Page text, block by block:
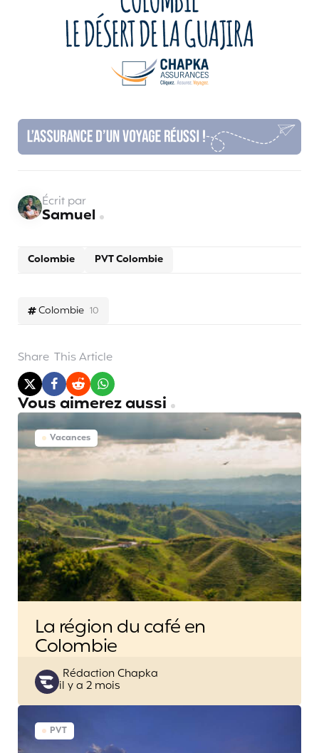
Colombie 10
Colombie PVT Colombie
Écrit par
Samuel
Share This Article
Vous aimerez aussi
Vacances
La région du café en
Colombie
Posted
by
Rédaction Chapka
il y a 2 mois
PVT